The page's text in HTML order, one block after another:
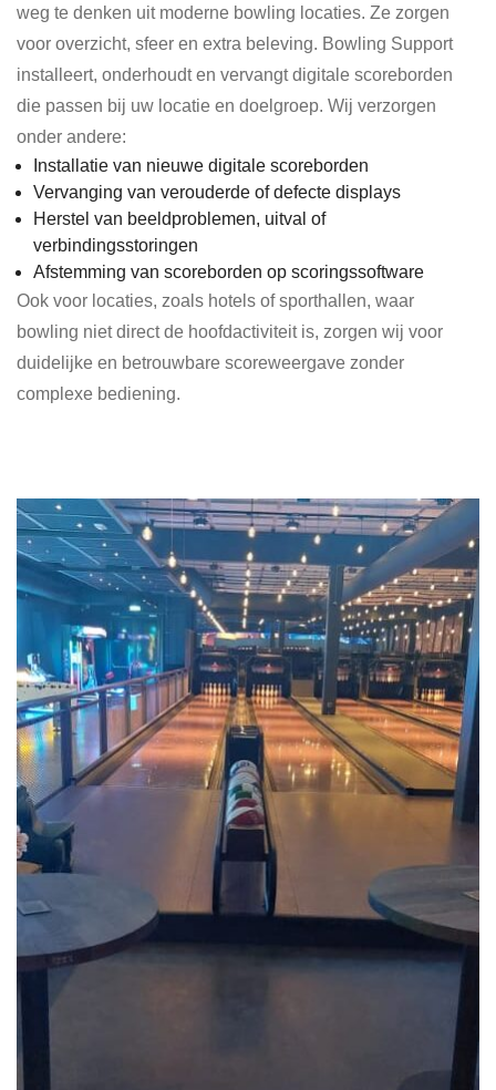
weg te denken uit moderne bowling locaties. Ze zorgen
voor overzicht, sfeer en extra beleving. Bowling Support
installeert, onderhoudt en vervangt digitale scoreborden
die passen bij uw locatie en doelgroep. Wij verzorgen
onder andere:
Installatie van nieuwe digitale scoreborden
Vervanging van verouderde of defecte displays
Herstel van beeldproblemen, uitval of
verbindingsstoringen
Afstemming van scoreborden op scoringssoftware
Ook voor locaties, zoals hotels of sporthallen, waar
bowling niet direct de hoofdactiviteit is, zorgen wij voor
duidelijke en betrouwbare scoreweergave zonder
complexe bediening.